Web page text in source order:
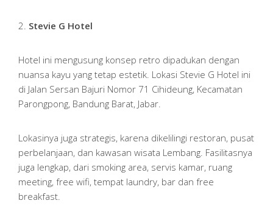
2. Stevie G Hotel
Hotel ini mengusung konsep retro dipadukan dengan
nuansa kayu yang tetap estetik. Lokasi Stevie G Hotel ini
di Jalan Sersan Bajuri Nomor 71 Cihideung, Kecamatan
Parongpong, Bandung Barat, Jabar.
Lokasinya juga strategis, karena dikelilingi restoran, pusat
perbelanjaan, dan kawasan wisata Lembang. Fasilitasnya
juga lengkap, dari smoking area, servis kamar, ruang
meeting, free wifi, tempat laundry, bar dan free
breakfast.